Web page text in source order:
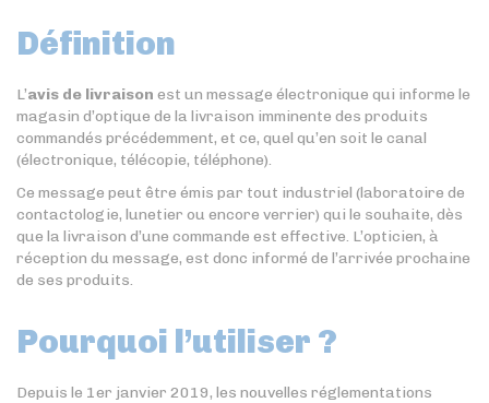
Définition
L’avis de livraison est un message électronique qui informe le
magasin d’optique de la livraison imminente des produits
commandés précédemment, et ce, quel qu’en soit le canal
(électronique, télécopie, téléphone).
Ce message peut être émis par tout industriel (laboratoire de
contactologie, lunetier ou encore verrier) qui le souhaite, dès
que la livraison d’une commande est effective. L’opticien, à
réception du message, est donc informé de l’arrivée prochaine
de ses produits.
Pourquoi l’utiliser ?
Depuis le 1er janvier 2019, les nouvelles réglementations